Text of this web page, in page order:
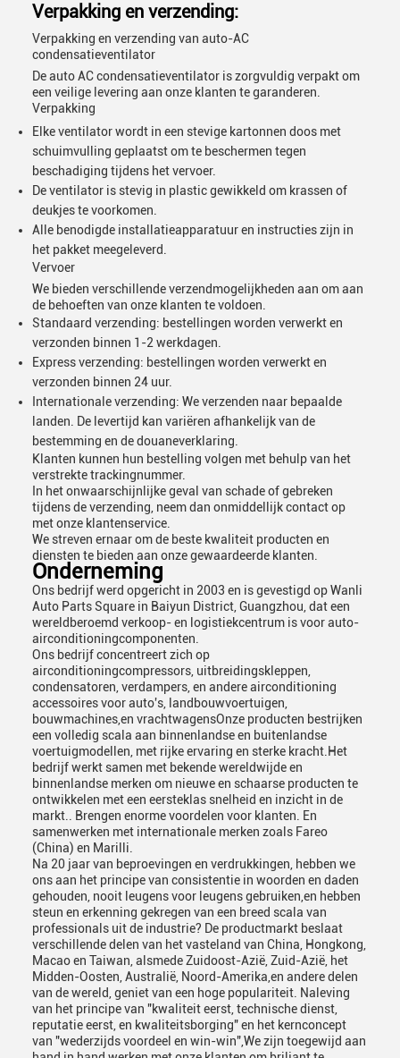
Verpakking en verzending:
Verpakking en verzending van auto-AC
condensatieventilator
De auto AC condensatieventilator is zorgvuldig verpakt om
een veilige levering aan onze klanten te garanderen.
Verpakking
Elke ventilator wordt in een stevige kartonnen doos met
schuimvulling geplaatst om te beschermen tegen
beschadiging tijdens het vervoer.
De ventilator is stevig in plastic gewikkeld om krassen of
deukjes te voorkomen.
Alle benodigde installatieapparatuur en instructies zijn in
het pakket meegeleverd.
Vervoer
We bieden verschillende verzendmogelijkheden aan om aan
de behoeften van onze klanten te voldoen.
Standaard verzending: bestellingen worden verwerkt en
verzonden binnen 1-2 werkdagen.
Express verzending: bestellingen worden verwerkt en
verzonden binnen 24 uur.
Internationale verzending: We verzenden naar bepaalde
landen. De levertijd kan variëren afhankelijk van de
bestemming en de douaneverklaring.
Klanten kunnen hun bestelling volgen met behulp van het
verstrekte trackingnummer.
In het onwaarschijnlijke geval van schade of gebreken
tijdens de verzending, neem dan onmiddellijk contact op
met onze klantenservice.
We streven ernaar om de beste kwaliteit producten en
diensten te bieden aan onze gewaardeerde klanten.
Onderneming
Ons bedrijf werd opgericht in 2003 en is gevestigd op Wanli
Auto Parts Square in Baiyun District, Guangzhou, dat een
wereldberoemd verkoop- en logistiekcentrum is voor auto-
airconditioningcomponenten.
Ons bedrijf concentreert zich op
airconditioningcompressors, uitbreidingskleppen,
condensatoren, verdampers, en andere airconditioning
accessoires voor auto's, landbouwvoertuigen,
bouwmachines,en vrachtwagensOnze producten bestrijken
een volledig scala aan binnenlandse en buitenlandse
voertuigmodellen, met rijke ervaring en sterke kracht.Het
bedrijf werkt samen met bekende wereldwijde en
binnenlandse merken om nieuwe en schaarse producten te
ontwikkelen met een eersteklas snelheid en inzicht in de
markt.. Brengen enorme voordelen voor klanten. En
samenwerken met internationale merken zoals Fareo
(China) en Marilli.
Na 20 jaar van beproevingen en verdrukkingen, hebben we
ons aan het principe van consistentie in woorden en daden
gehouden, nooit leugens voor leugens gebruiken,en hebben
steun en erkenning gekregen van een breed scala van
professionals uit de industrie? De productmarkt beslaat
verschillende delen van het vasteland van China, Hongkong,
Macao en Taiwan, alsmede Zuidoost-Azië, Zuid-Azië, het
Midden-Oosten, Australië, Noord-Amerika,en andere delen
van de wereld, geniet van een hoge populariteit. Naleving
van het principe van "kwaliteit eerst, technische dienst,
reputatie eerst, en kwaliteitsborging" en het kernconcept
van "wederzijds voordeel en win-win",We zijn toegewijd aan